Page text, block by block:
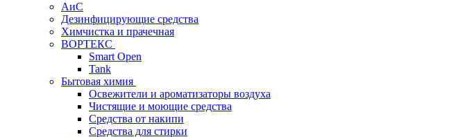
АиС
Дезинфицирующие средства
Химчистка и прачечная
ВОРТЕКС
Smart Open
Tank
Бытовая химия
Освежители и ароматизаторы воздуха
Чистящие и моющие средства
Средства от накипи
Средства для стирки